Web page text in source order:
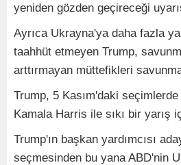
yeniden gözden geçireceği
Ayrıca Ukrayna'ya daha fazla
taahhüt etmeyen Trump,
arttırmayan müttefikleri
Trump, 5 Kasım'daki seçimlerde
Kamala Harris ile sıkı bir yarış
Trump'ın başkan yardımcısı
seçmesinden bu yana ABD'nin